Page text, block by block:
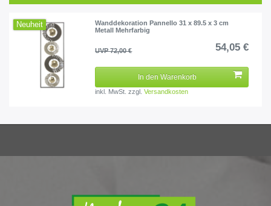
Neuheit
Wanddekoration Pannello 31 x 89.5 x 3 cm
Metall Mehrfarbig
UVP 72,00 € 54,05 €
In den Warenkorb
inkl. MwSt. zzgl.Versandkosten